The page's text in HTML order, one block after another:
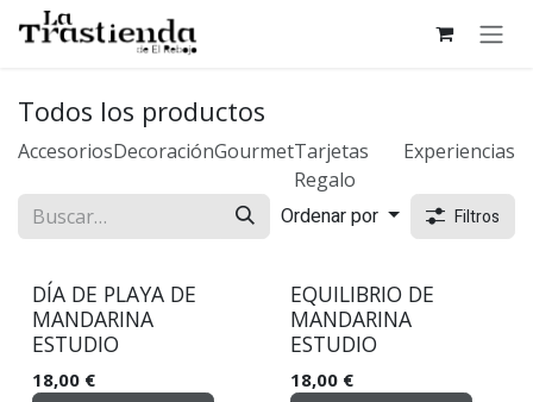
Ir al contenido
Todos los productos
AccesoriosDecoraciónGourmetTarjetas
Regalo
Experiencias
Ordenar por Filtros
DÍA DE PLAYA DE
MANDARINA
ESTUDIO
18,00 €
EQUILIBRIO DE
MANDARINA
ESTUDIO
18,00€